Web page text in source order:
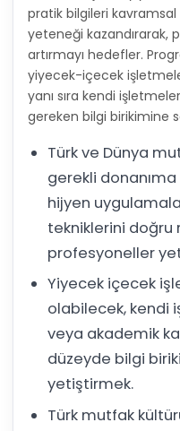
pratik bilgileri
yeteneği kazandırarak,
artırmayı hedefler.
yiyecek-içecek
yanı sıra kendi
gereken bilgi birikimine
Türk ve Dünya
gerekli
hijyen
tekniklerini
profesyoneller
Yiyecek içecek
olabilecek, kendi
veya akademik
düzeyde bilgi
yetiştirmek.
Türk mutfak